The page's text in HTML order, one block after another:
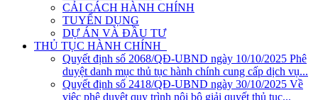
CẢI CÁCH HÀNH CHÍNH
TUYỂN DỤNG
DỰ ÁN VÀ ĐẦU TƯ
THỦ TỤC HÀNH CHÍNH
Quyết định số 2068/QĐ-UBND ngày 10/10/2025 Phê
duyệt danh mục thủ tục hành chính cung cấp dịch vụ...
Quyết định số 2418/QĐ-UBND ngày 30/10/2025 Về
việc phê duyệt quy trình nội bộ giải quyết thủ tục...